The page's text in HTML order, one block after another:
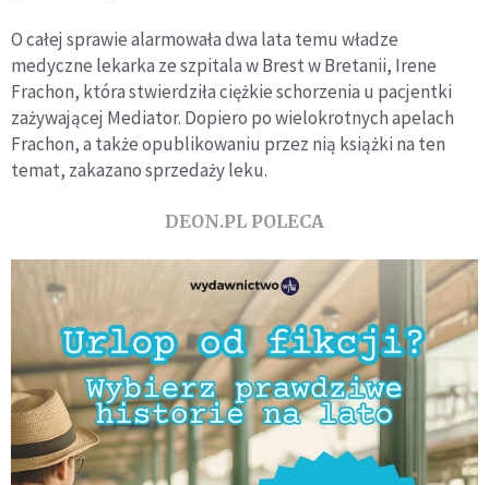
O całej sprawie alarmowała dwa lata temu władze
medyczne lekarka ze szpitala w Brest w Bretanii, Irene
Frachon, która stwierdziła ciężkie schorzenia u pacjentki
zażywającej Mediator. Dopiero po wielokrotnych apelach
Frachon, a także opublikowaniu przez nią książki na ten
temat, zakazano sprzedaży leku.
DEON.PL POLECA